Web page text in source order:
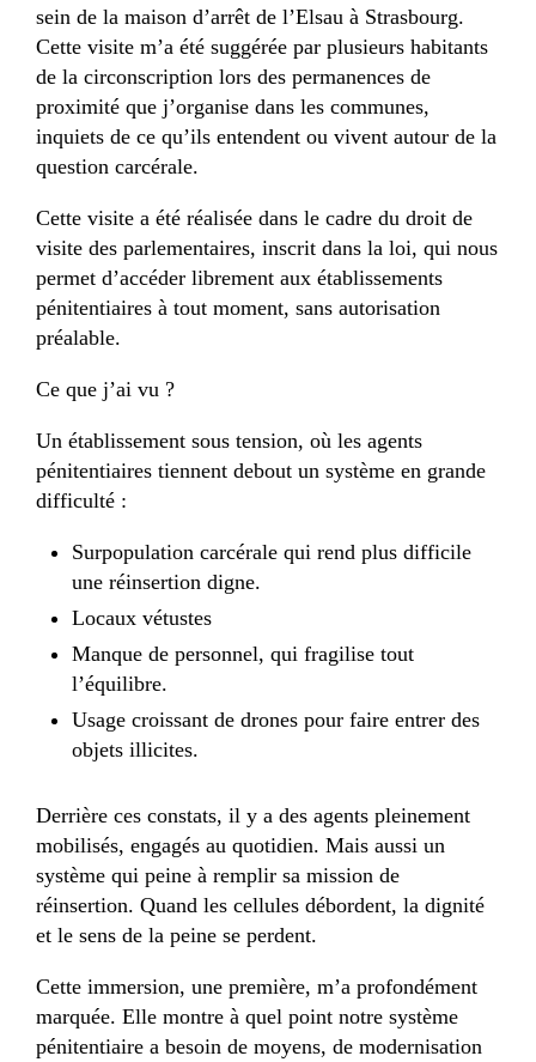
sein de la maison d’arrêt de l’Elsau à Strasbourg.
Cette visite m’a été suggérée par plusieurs habitants
de la circonscription lors des permanences de
proximité que j’organise dans les communes,
inquiets de ce qu’ils entendent ou vivent autour de la
question carcérale.
Cette visite a été réalisée dans le cadre du droit de
visite des parlementaires, inscrit dans la loi, qui nous
permet d’accéder librement aux établissements
pénitentiaires à tout moment, sans autorisation
préalable.
Ce que j’ai vu ?
Un établissement sous tension, où les agents
pénitentiaires tiennent debout un système en grande
difficulté :
Surpopulation carcérale qui rend plus difficile
une réinsertion digne.
Locaux vétustes
Manque de personnel, qui fragilise tout
l’équilibre.
Usage croissant de drones pour faire entrer des
objets illicites.
Derrière ces constats, il y a des agents pleinement
mobilisés, engagés au quotidien. Mais aussi un
système qui peine à remplir sa mission de
réinsertion. Quand les cellules débordent, la dignité
et le sens de la peine se perdent.
Cette immersion, une première, m’a profondément
marquée. Elle montre à quel point notre système
pénitentiaire a besoin de moyens, de modernisation